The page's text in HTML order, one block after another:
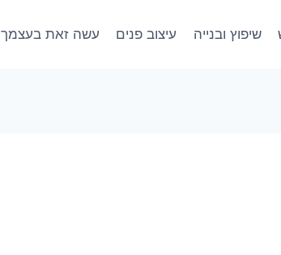
שיפוץ ובנייה עיצוב פנים עשה זאת בעצמך